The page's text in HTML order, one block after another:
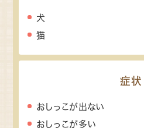
犬
猫
症状
おしっこが出ない
おしっこが多い